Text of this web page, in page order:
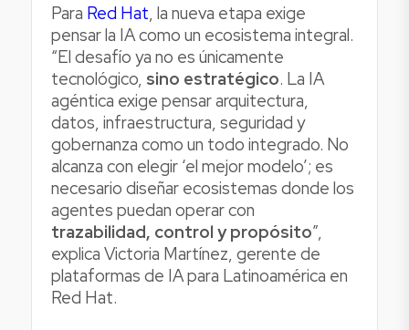
Para Red Hat, la nueva etapa exige
pensar la IA como un ecosistema integral.
“El desafío ya no es únicamente
tecnológico, sino estratégico. La IA
agéntica exige pensar arquitectura,
datos, infraestructura, seguridad y
gobernanza como un todo integrado. No
alcanza con elegir ‘el mejor modelo’; es
necesario diseñar ecosistemas donde los
agentes puedan operar con
trazabilidad, control y propósito”,
explica Victoria Martínez, gerente de
plataformas de IA para Latinoamérica en
Red Hat.